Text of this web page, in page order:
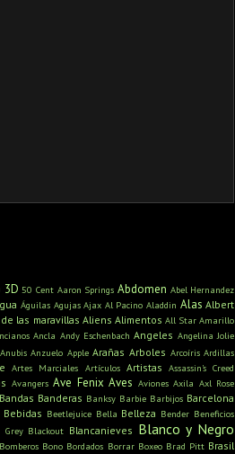
3D 50 Cent Aaron Springs Abdomen Abel Hernandez
Águilas Agujas Ajax Al Pacino Aladdin Alas Albert
las maravillas Aliens Alimentos All Star Amarillo
Ancla Andy Eschenbach Angeles Angelina Jolie
Anubis Anzuelo Apple Arañas Arboles Arcoíris Ardillas
Artes Marciales Artículos Artistas Assassin's Creed
Avangers Ave Fenix Aves Aviones Axila Axl Rose
Bandas Banderas Banksy Barbie Barbijos Barcelona
Bebidas Beetlejuice Bella Belleza Bender Beneficios
Blackout Blancanieves Blanco y Negro
Bomberos Bono Bordados Borrar Boxeo Brad Pitt Brasil